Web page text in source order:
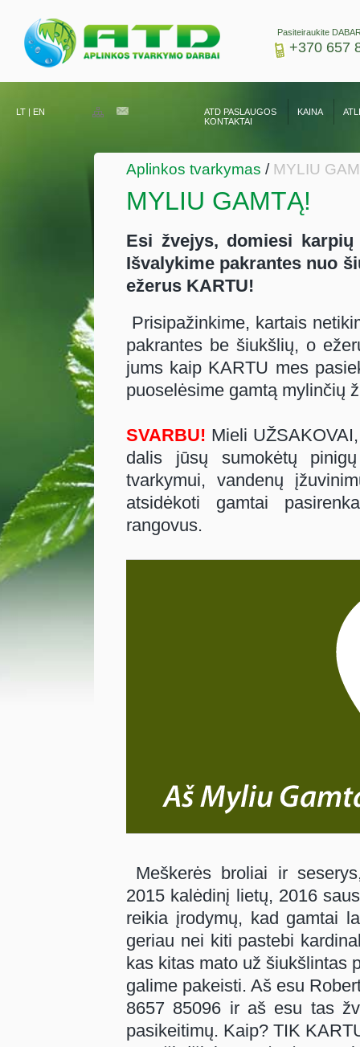
Pasiteiraukite
+370 657
LT | EN ATD PASLAUGOS KAINA
KONTAKTAI
Aplinkos tvarkymas / MYLIU
MYLIU GAMTĄ!
Esi žvejys, domiesi
Išvalykime pakrantes nuo
ežerus KARTU!
Prisipažinkime, kartais
pakrantes be šiukšlių, o
jums kaip KARTU mes
puoselėsime gamtą mylinčių
SVARBU! Mieli
dalis jūsų sumokėtų
tvarkymui, vandenų
atsidėkoti gamtai
rangovus.
Meškerės broliai ir
2015 kalėdinį lietų, 2016
reikia įrodymų, kad gamtai
geriau nei kiti pastebi
kas kitas mato už šiukšlintas
galime pakeisti. Aš esu
8657 85096 ir aš esu tas
pasikeitimų. Kaip? TIK